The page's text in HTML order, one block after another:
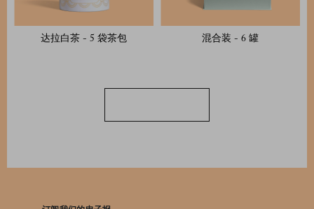
达拉白茶 - 5 袋茶包 混合装 - 6 罐